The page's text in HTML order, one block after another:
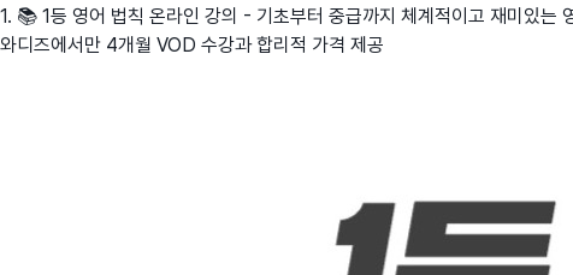
1. 📚 1등 영어 법칙 온라인 강의 - 기초부터 중급까지 체계적이고 재미있
와디즈에서만 4개월 VOD 수강과 합리적 가격 제공